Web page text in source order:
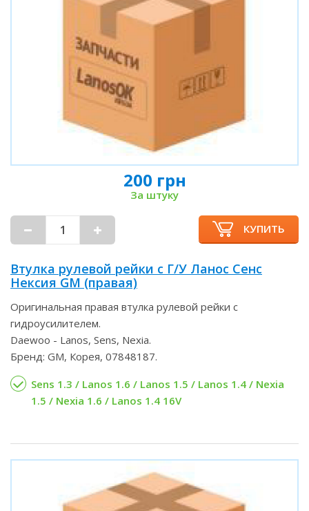
200 грн
За штуку
КУПИТЬ
Втулка рулевой рейки с Г/У Ланос Сенс
Нексия GM (правая)
Оригинальная правая втулка рулевой рейки с
гидроусилителем.
Daewoo - Lanos, Sens, Nexia.
Бренд: GM, Корея, 07848187.
Sens 1.3 / Lanos 1.6 / Lanos 1.5 / Lanos 1.4 / Nexia
1.5 / Nexia 1.6 / Lanos 1.4 16V